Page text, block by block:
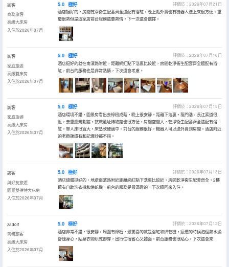
訪客
商務旅客
高級大床房
入住於2026年07月
5.0 極好
評價於：2026年07月21日
酒店挺好的，房間乾淨衞生配套齊全還配有浴缸，晚上點外賣也有機器人送上來很方便。重
慶很熱但是這家店前台服務還要熱情，下一次還會選擇。
訪客
家庭旅遊
高級雙床房
入住於2026年07月
5.0 極好
評價於：2026年07月16日
酒店挺好的就在南濱路附近，距離網紅點下浩裏比較近，房間乾淨衞生配套齊全還配有浴
缸，前台的服務也是非常熱情，下次還會考慮。
訪客
家庭旅遊
高級大床房
入住於2026年07月
5.0 極好
評價於：2026年07月15日
酒店環境不錯，園景房看出去綠樹成蔭，晚上很安靜。距離下浩裏，龍門浩，長江索道很
近，去重慶規劃館，抗戰遺址博物館也很方便。房間空間大，乾淨衞生配套齊全還配有浴
缸，單人床很寬大，床墊軟硬適中。前台的服務很好，機器人可以送外賣到房間。酒店附近
的老麪館還有和記爆炒都不錯。
訪客
與好友旅遊
園景雙拼特大床房
入住於2026年07月
5.0 極好
評價於：2026年07月13日
酒店總體挺好的，地處南濱路附近距離網紅點下浩裏比較近，房間乾淨衞生配套齊全，2樓
還有自助洗衣機和烘乾機，前台的服務是最滿意的，下次還回來入住。
zadolf
商務旅客
高級大床房
入住於2026年07月
5.0 極好
評價於：2026年07月12日
酒店非常不錯，很安靜，周圍有綠植，最驚喜的就是浴缸和烘乾機，疲憊的時候泡個熱水澡
舒緩身心，貼身衣物烘乾即穿，出行住宿省心又體面。前台服務也很貼心，下次還會來